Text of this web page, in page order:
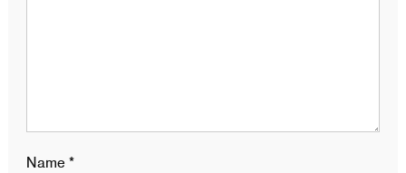
Name*